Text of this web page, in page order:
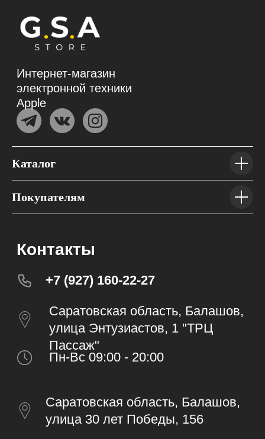
Каталог
Покупателям